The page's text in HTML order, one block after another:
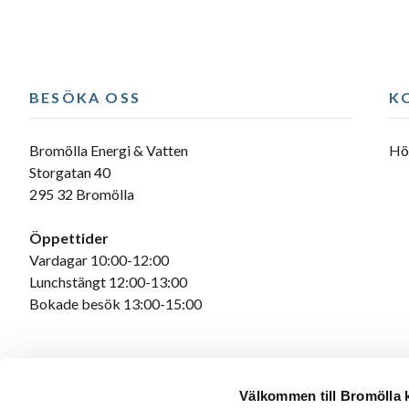
Välkommen till Bromölla
BESÖKA OSS
Bromölla Energi & Vatten
Storgatan 40
295 32 Bromölla
Öppettider
Vardagar 10:00-12:00
Lunchstängt 12:00-13:00
Bokade besök 13:00-15:00